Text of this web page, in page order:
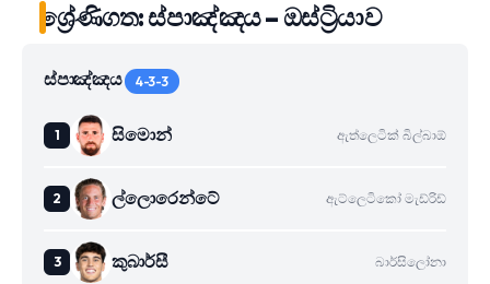
ශ්‍රේණිගත: ස්පාඤ්ඤය – ඔස්ට්‍රියාව
ස්පාඤ්ඤය 4-3-3
සිමොන් ඇත්ලෙටික් බිල්බාඕ
ල්ලොරෙන්ටේ ඇට්ලෙටිකෝ මැඩ්රිඩ්
කුබාර්සී බාර්සිලෝනා